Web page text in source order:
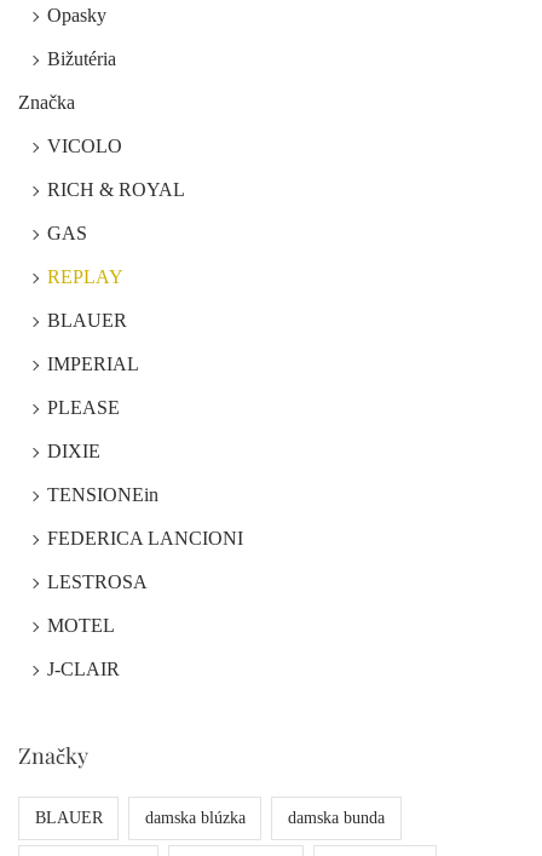
Opasky
Bižutéria
Značka
VICOLO
RICH & ROYAL
GAS
REPLAY
BLAUER
IMPERIAL
PLEASE
DIXIE
TENSIONEin
FEDERICA LANCIONI
LESTROSA
MOTEL
J-CLAIR
Značky
BLAUER damska blúzka damska bunda